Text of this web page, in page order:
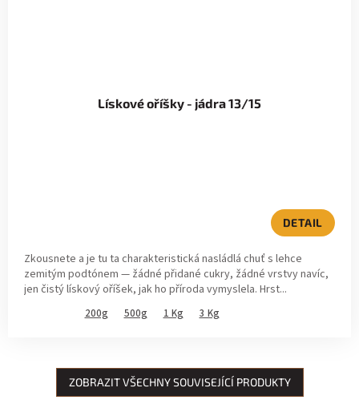
Lískové oříšky - jádra 13/15
DETAIL
Zkousnete a je tu ta charakteristická nasládlá chuť s lehce
zemitým podtónem — žádné přidané cukry, žádné vrstvy navíc,
jen čistý lískový oříšek, jak ho příroda vymyslela. Hrst...
200g 500g 1 Kg 3 Kg
ZOBRAZIT VŠECHNY SOUVISEJÍCÍ PRODUKTY